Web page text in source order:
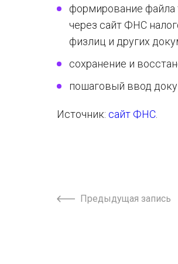
формирование файла
через сайт ФНС
физлиц и других
сохранение и
пошаговый ввод
Источник: сайт ФНС
Предыдущая запись